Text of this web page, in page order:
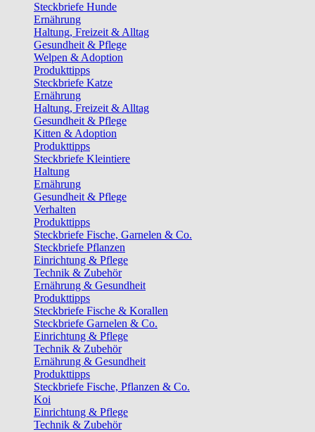
Steckbriefe Hunde
Ernährung
Haltung, Freizeit & Alltag
Gesundheit & Pflege
Welpen & Adoption
Produkttipps
Steckbriefe Katze
Ernährung
Haltung, Freizeit & Alltag
Gesundheit & Pflege
Kitten & Adoption
Produkttipps
Steckbriefe Kleintiere
Haltung
Ernährung
Gesundheit & Pflege
Verhalten
Produkttipps
Steckbriefe Fische, Garnelen & Co.
Steckbriefe Pflanzen
Einrichtung & Pflege
Technik & Zubehör
Ernährung & Gesundheit
Produkttipps
Steckbriefe Fische & Korallen
Steckbriefe Garnelen & Co.
Einrichtung & Pflege
Technik & Zubehör
Ernährung & Gesundheit
Produkttipps
Steckbriefe Fische, Pflanzen & Co.
Koi
Einrichtung & Pflege
Technik & Zubehör